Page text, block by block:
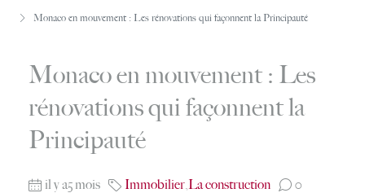
Monaco en mouvement : Les rénovations qui façonnent la Principauté
Monaco en mouvement : Les
rénovations qui façonnent la
Principauté
il y a5 mois Immobilier,La construction 0